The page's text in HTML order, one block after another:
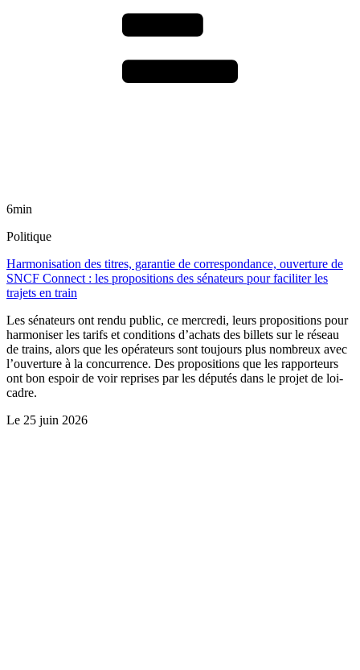
6min
Politique
Harmonisation des titres, garantie de correspondance, ouverture de
SNCF Connect : les propositions des sénateurs pour faciliter les
trajets en train
Les sénateurs ont rendu public, ce mercredi, leurs propositions pour
harmoniser les tarifs et conditions d’achats des billets sur le réseau
de trains, alors que les opérateurs sont toujours plus nombreux avec
l’ouverture à la concurrence. Des propositions que les rapporteurs
ont bon espoir de voir reprises par les députés dans le projet de loi-
cadre.
Le 25 juin 2026